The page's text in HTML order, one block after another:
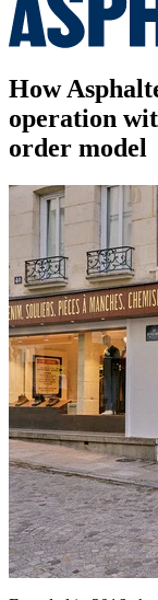
How
operation
order model